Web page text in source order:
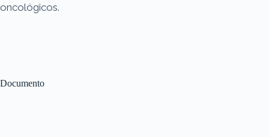
Documento
oncológicos.